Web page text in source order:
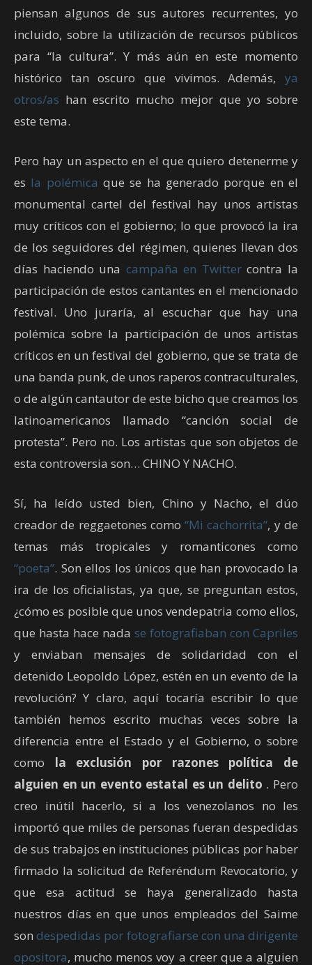
piensan algunos de sus autores recurrentes, yo
incluido, sobre la utilización de recursos públicos
para “la cultura”. Y más aún en este momento
histórico tan oscuro que vivimos. Además, ya
otros/as han escrito mucho mejor que yo sobre
este tema.
Pero hay un aspecto en el que quiero detenerme y
es la polémica que se ha generado porque en el
monumental cartel del festival hay unos artistas
muy críticos con el gobierno; lo que provocó la ira
de los seguidores del régimen, quienes llevan dos
días haciendo una campaña en Twittercontra la
participación de estos cantantes en el mencionado
festival. Uno juraría, al escuchar que hay una
polémica sobre la participación de unos artistas
críticos en un festival del gobierno, que se trata de
una banda punk, de unos raperos contraculturales,
o de algún cantautor de este bicho que creamos los
latinoamericanos llamado “canción social de
protesta”. Pero no. Los artistas que son objetos de
esta controversia son… CHINO Y NACHO.
Sí, ha leído usted bien, Chino y Nacho, el dúo
creador de reggaetones como“Mi cachorrita”, y de
temas más tropicales y romanticones como
“poeta”. Son ellos los únicos que han provocado la
ira de los oficialistas, ya que, se preguntan estos,
¿cómo es posible que unos vendepatria como ellos,
que hasta hace nada se fotografiaban con Capriles
y enviaban mensajes de solidaridad con el
detenido Leopoldo López, estén en un evento de la
revolución? Y claro, aquí tocaría escribir lo que
también hemos escrito muchas veces sobre la
diferencia entre el Estado y el Gobierno, o sobre
como la exclusión por razones política de
alguien en un evento estatal es un delito . Pero
creo inútil hacerlo, si a los venezolanos no les
importó que miles de personas fueran despedidas
de sus trabajos en instituciones públicas por haber
firmado la solicitud de Referéndum Revocatorio, y
que esa actitud se haya generalizado hasta
nuestros días en que unos empleados del Saime
sondespedidas por fotografiarse con una dirigente
opositora, mucho menos voy a creer que a alguien